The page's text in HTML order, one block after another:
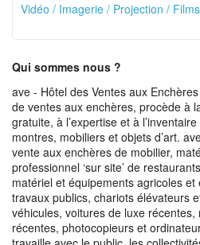
Vidéo / Imagerie / Projection /
Qui sommes nous ?
ave - Hôtel des Ventes aux
de ventes aux enchères, procède à
gratuite, à l’expertise et à
montres, mobiliers et objets d’art.
vente aux enchères de mobilier,
professionnel ‘sur site’ de
matériel et équipements agricoles et
travaux publics, chariots élévateurs
véhicules, voitures de luxe
récentes, photocopieurs et